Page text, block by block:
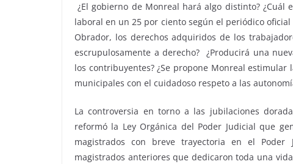
¿El gobierno de Monreal hará algo distinto?
laboral en un 25 por ciento según el periódico
Obrador, los derechos adquiridos de los
escrupulosamente a derecho? ¿Producirá una
los contribuyentes? ¿Se propone Monreal
municipales con el cuidadoso respeto a las
La controversia en torno a las jubilaciones
reformó la Ley Orgánica del Poder Judicial que
magistrados con breve trayectoria en el
magistrados anteriores que dedicaron toda una